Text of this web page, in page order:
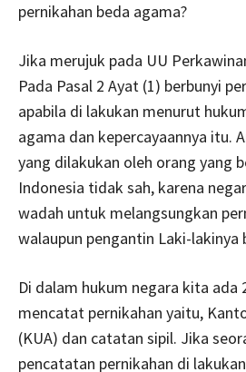
pernikahan beda agama?
Jika merujuk pada UU
Pada Pasal 2 Ayat (1) berbunyi
apabila di lakukan menurut
agama dan kepercayaannya itu.
yang dilakukan oleh orang yang
Indonesia tidak sah, karena
wadah untuk melangsungkan
walaupun pengantin Laki-lakinya
Di dalam hukum negara kita ada
mencatat pernikahan yaitu,
(KUA) dan catatan sipil. Jika
pencatatan pernikahan di